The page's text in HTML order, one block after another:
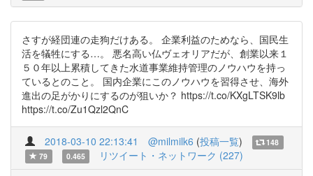
さすが経団連の走狗だけある。 企業利益のためなら、国民生
活を犠牲にする…。 悪名高い仏ヴェオリアだが、創業以来１
５０年以上累積してきた水道事業維持管理のノウハウを持っ
ているとのこと。 国内企業にこのノウハウを習得させ、海外
進出の足がかりにするのが狙いか？ https://t.co/KXgLTSK9lb
https://t.co/Zu1Qzl2QnC
2018-03-10 22:13:41 @milmilk6 (投稿一覧)
148
79
0.465 リツイート・ネットワーク (227)